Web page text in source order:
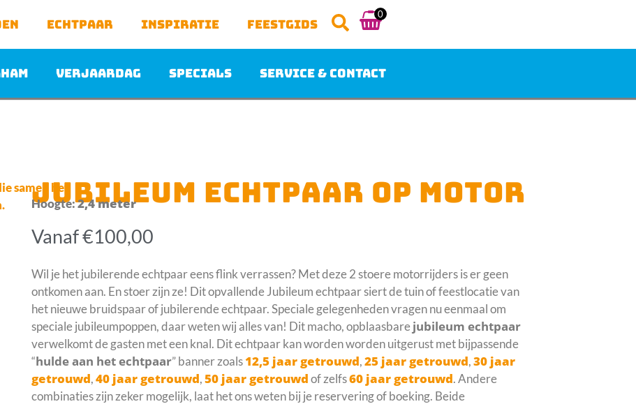
Verjaardag Specials Service & Contact
Echtpaar Inspiratie Feestgids
0
JUBILEUM ECHTPAAR OP MOTOR
Hoogte:2,4 meter
Vanaf€100,00
Wil je het jubilerende echtpaar eens flink verrassen? Met deze 2 stoere motorrijders is er geen
ontkomen aan. En stoer zijn ze! Dit opvallende Jubileum echtpaar siert de tuin of feestlocatie van
het nieuwe bruidspaar of jubilerende echtpaar. Speciale gelegenheden vragen nu eenmaal om
speciale jubileumpoppen, daar weten wij alles van! Dit macho, opblaasbarejubileum echtpaar
verwelkomt de gasten met een knal. Dit echtpaar kan worden worden uitgerust met bijpassende
“hulde aan het echtpaar” banner zoals12,5 jaar getrouwd,25 jaar getrouwd,30 jaar
getrouwd,40 jaar getrouwd,50 jaar getrouwdof zelfs60 jaar getrouwd. Andere
combinaties zijn zeker mogelijk, laat het ons weten bij je reservering of boeking. Beide